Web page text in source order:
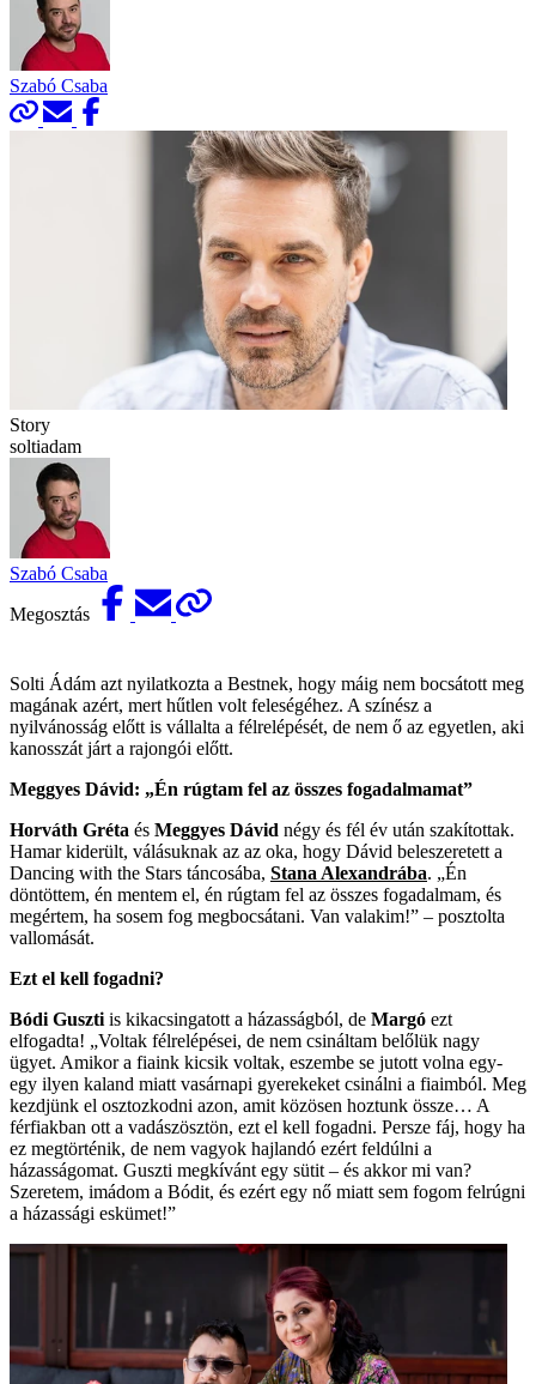
Szabó Csaba
Story
soltiadam
Szabó Csaba
Megosztás
Solti Ádám azt nyilatkozta a Bestnek, hogy máig nem bocsátott meg
magának azért, mert hűtlen volt feleségéhez. A színész a
nyilvánosság előtt is vállalta a félrelépését, de nem ő az egyetlen, aki
kanosszát járt a rajongói előtt.
Meggyes Dávid: „Én rúgtam fel az összes fogadalmamat”
Horváth Gréta és ­ Meggyes Dávid négy és fél év után szakítottak.
Hamar kiderült, válásuknak az az oka, hogy Dávid beleszeretett a
Dancing with the Stars ­táncosába, Stana Alexandrába. „Én
döntöttem, én mentem el, én rúgtam fel az összes fogadalmam, és
megértem, ha sosem fog megbocsátani. Van valakim!” – posztolta
vallomását.
Ezt el kell fogadni?
Bódi Guszti is kikacsingatott a házasságból, de Margó ezt
elfogadta! „Voltak félrelépései, de nem csináltam belőlük nagy
ügyet. Amikor a fiaink kicsik voltak, eszembe se jutott volna egy-
egy ilyen kaland miatt vasárnapi gyerekeket csinálni a fiaimból. Meg
kezdjünk el osztozkodni azon, amit közösen hoztunk össze… A
férfiakban ott a vadászösztön, ezt el kell fogadni. Persze fáj, hogy ha
ez megtörténik, de nem vagyok hajlandó ezért feldúlni a
házasságomat. Guszti megkívánt egy sütit – és akkor mi van?
Szeretem, imádom a Bódit, és ezért egy nő miatt sem fogom felrúgni
a házassági eskümet!”